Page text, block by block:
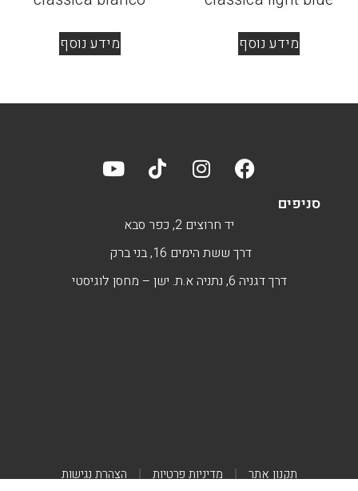
מידע נוסף מידע נוסף
סניפים
יד חרוצים 2, כפר סבא
דרך ששת הימים 16, בני ברק
דרך דגניה 6, נתניה א.ת. ישן – מחסן לוגיסטי
תקנון אתר מדיניות פרטיות הצהרת נגישות